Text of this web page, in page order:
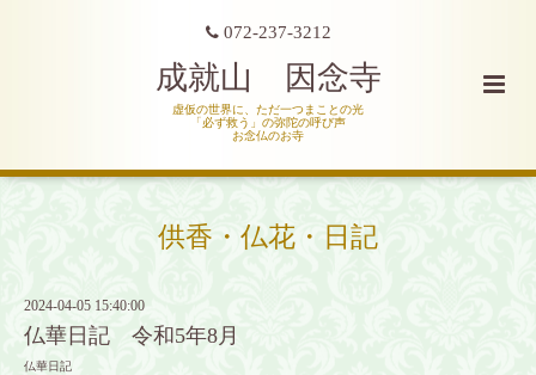
072-237-3212
成就山 因念寺
虚仮の世界に、ただ一つまことの光
「必ず救う」の弥陀の呼び声
お念仏のお寺
供香・仏花・日記
2024-04-05 15:40:00
仏華日記 令和5年8月
仏華日記